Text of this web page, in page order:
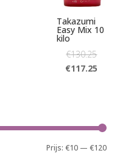
Takazumi
Easy Mix 10
kilo
€130.25
€117.25
Min.
Max.
Prijs:€10 —€120